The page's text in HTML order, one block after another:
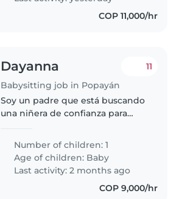
COP 11,000/hr
Dayanna
Babysitting job in Popayán
11
Soy un padre que está buscando
una niñera de confianza para
Me gustaría encontrar a alguien
que se sienta cómoda realizando
algunas tareas del hogar..
Number of children: 1
Age of children: Baby
Last activity: 2 months ago
COP 9,000/hr